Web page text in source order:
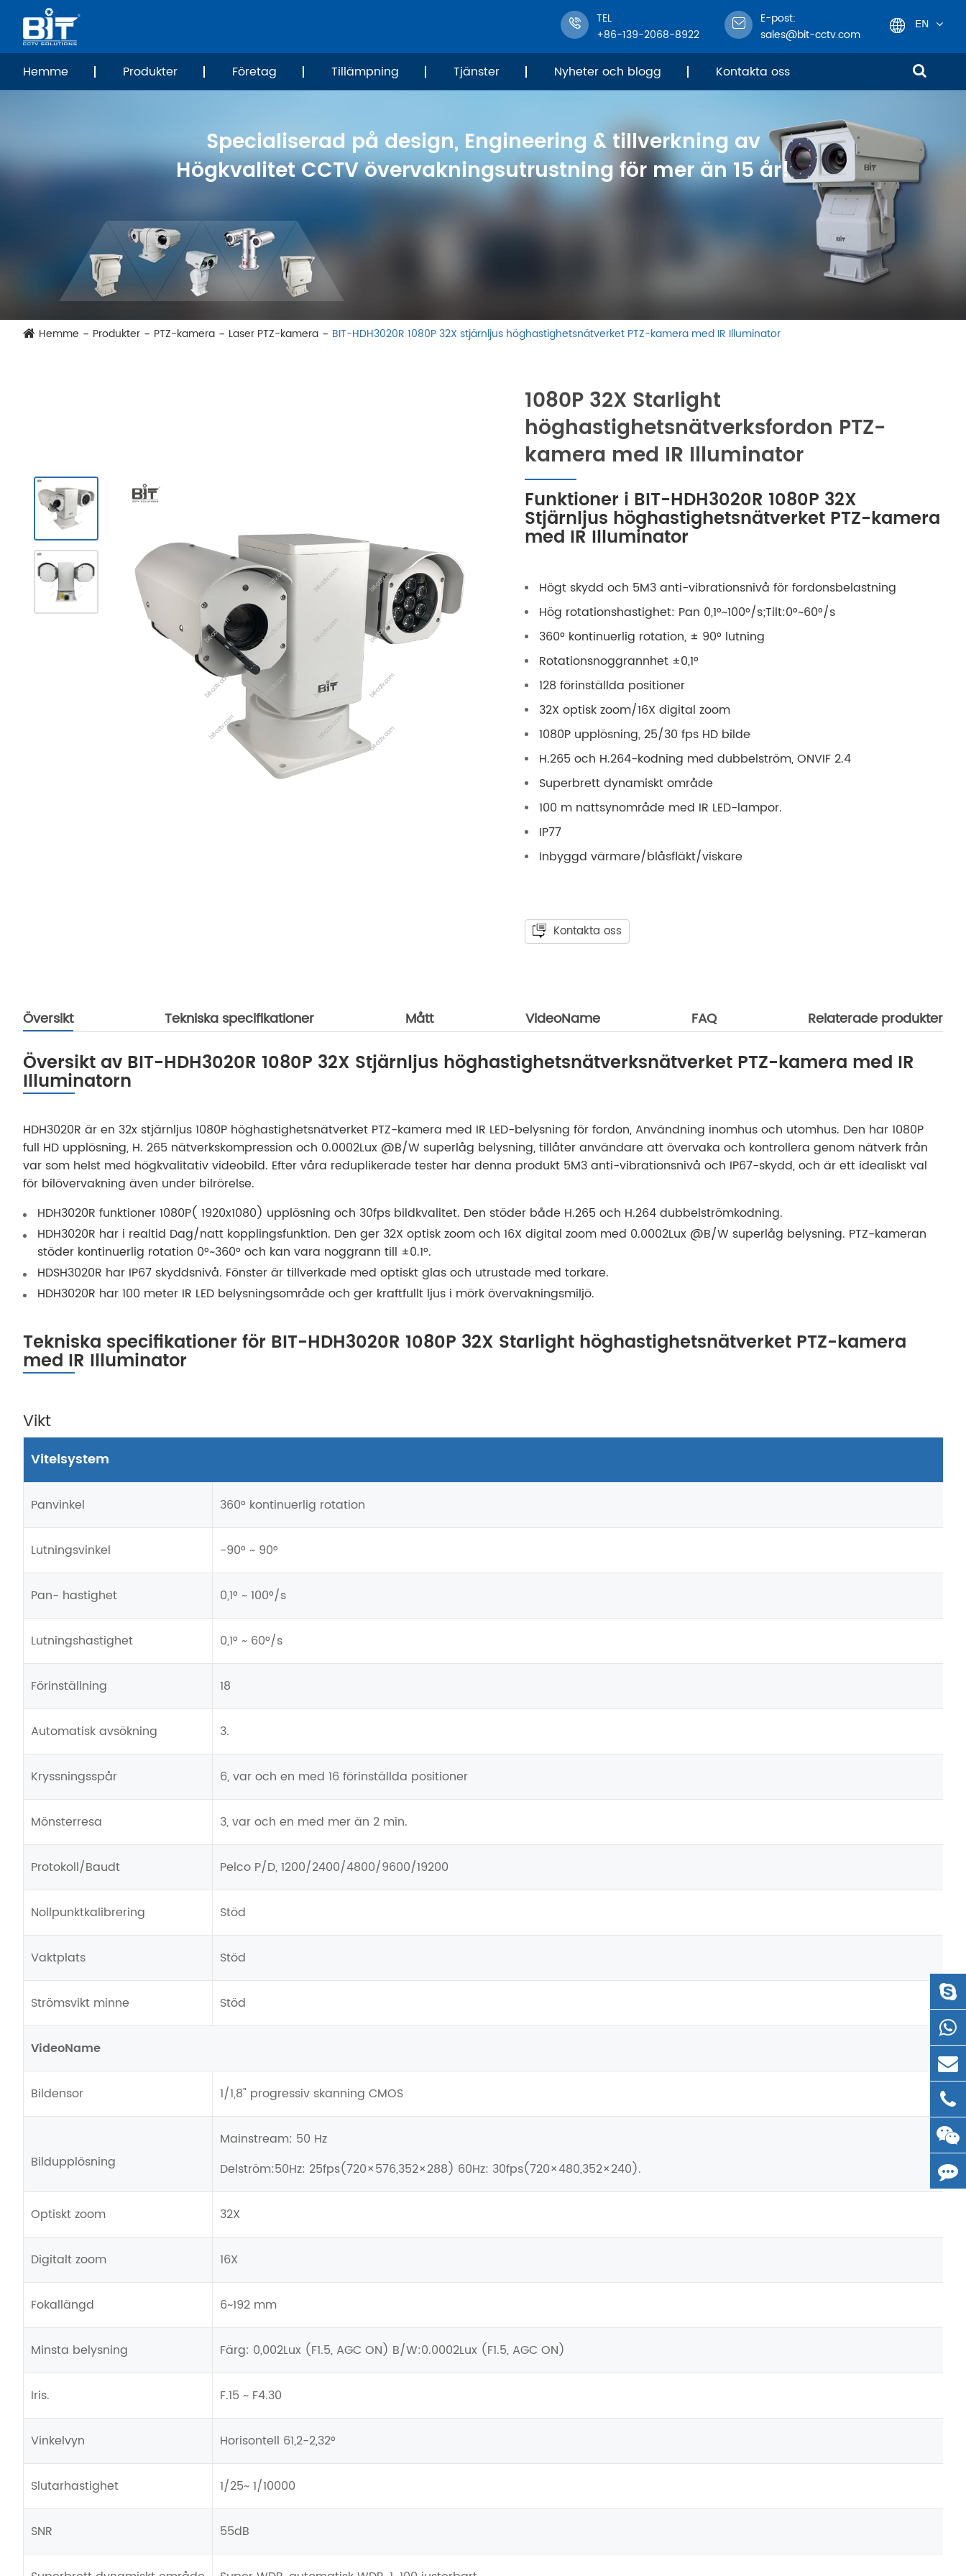
TEL
+86-139-2068-8922
E-post:
sales@bit-cctv.com
EN
한국어
français
Deutsch
Español
čeština
Svenska
Hemme Produkter Företag Tillämpning Tjänster Nyheter och blogg Kontakta oss
Specialiserad på design, Engineering & tillverkning av
Högkvalitet CCTV övervakningsutrustning för mer än 15 år!
Hemme Produkter PTZ-kamera Laser PTZ-kamera BIT-HDH3020R 1080P 32X stjärnljus höghastighetsnätverket PTZ-kamera med IR Illuminator
1080P 32X Starlight
höghastighetsnätverksfordon PTZ-
kamera med IR Illuminator
Funktioner i BIT-HDH3020R 1080P 32X
Stjärnljus höghastighetsnätverket PTZ-kamera
med IR Illuminator
Högt skydd och 5M3 anti-vibrationsnivå för fordonsbelastning
Hög rotationshastighet: Pan 0,1°~100°/s;Tilt:0°~60°/s
360° kontinuerlig rotation, ± 90° lutning
Rotationsnoggrannhet ±0,1°
128 förinställda positioner
32X optisk zoom/16X digital zoom
1080P upplösning, 25/30 fps HD bilde
H.265 och H.264-kodning med dubbelström, ONVIF 2.4
Superbrett dynamiskt område
100 m nattsynområde med IR LED-lampor.
IP77
Inbyggd värmare/blåsfläkt/viskare
Kontakta oss
Översikt Tekniska specifikationer Mått VideoName FAQ Relaterade produkter
Översikt av BIT-HDH3020R 1080P 32X Stjärnljus höghastighetsnätverksnätverket PTZ-kamera med IR
Illuminatorn
HDH3020R är en 32x stjärnljus 1080P höghastighetsnätverket PTZ-kamera med IR LED-belysning för fordon, Användning inomhus och utomhus. Den har 1080P
full HD upplösning, H. 265 nätverkskompression och 0.0002Lux @B/W superlåg belysning, tillåter användare att övervaka och kontrollera genom nätverk från
var som helst med högkvalitativ videobild. Efter våra reduplikerade tester har denna produkt 5M3 anti-vibrationsnivå och IP67-skydd, och är ett idealiskt val
för bilövervakning även under bilrörelse.
HDH3020R funktioner 1080P( 1920x1080) upplösning och 30fps bildkvalitet. Den stöder både H.265 och H.264 dubbelströmkodning.
HDH3020R har i realtid Dag/natt kopplingsfunktion. Den ger 32X optisk zoom och 16X digital zoom med 0.0002Lux @B/W superlåg belysning. PTZ-kameran
stöder kontinuerlig rotation 0°~360° och kan vara noggrann till ±0.1°.
HDSH3020R har IP67 skyddsnivå. Fönster är tillverkade med optiskt glas och utrustade med torkare.
HDH3020R har 100 meter IR LED belysningsområde och ger kraftfullt ljus i mörk övervakningsmiljö.
Tekniska specifikationer för BIT-HDH3020R 1080P 32X Starlight höghastighetsnätverket PTZ-kamera
med IR Illuminator
Vikt
Vitelsystem
Panvinkel 360° kontinuerlig rotation
Lutningsvinkel -90° ~ 90°
Pan- hastighet 0,1° ~ 100°/s
Lutningshastighet 0,1° ~ 60°/s
Förinställning 18
Automatisk avsökning 3.
Kryssningsspår 6, var och en med 16 förinställda positioner
Mönsterresa 3, var och en med mer än 2 min.
Protokoll/Baudt Pelco P/D, 1200/2400/4800/9600/19200
Nollpunktkalibrering Stöd
Vaktplats Stöd
Strömsvikt minne Stöd
VideoName
Bildensor 1/1,8" progressiv skanning CMOS
Bildupplösning
Mainstream: 50 Hz
Delström:50Hz: 25fps(720×576,352×288) 60Hz: 30fps(720×480,352×240).
Optiskt zoom 32X
Digitalt zoom 16X
Fokallängd 6~192 mm
Minsta belysning Färg: 0,002Lux (F1.5, AGC ON) B/W:0.0002Lux (F1.5, AGC ON)
Iris. F.15 ~ F4.30
Vinkelvyn Horisontell 61,2-2,32°
Slutarhastighet 1/25~ 1/10000
SNR 55dB